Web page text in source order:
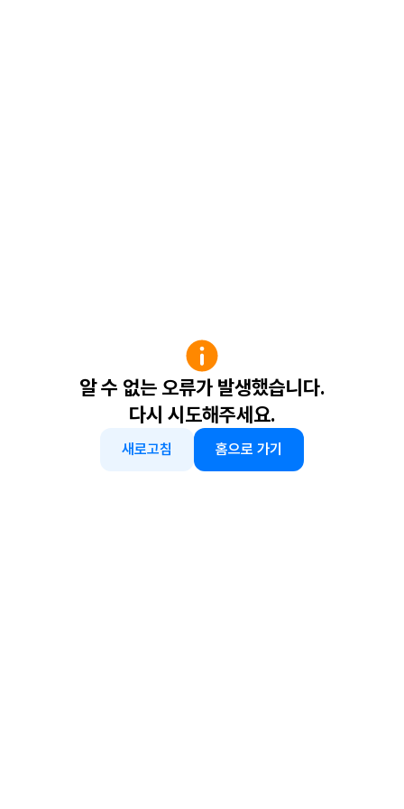
알 수 없는 오류가 발생했습니다.
다시 시도해주세요.
새로고침 홈으로 가기